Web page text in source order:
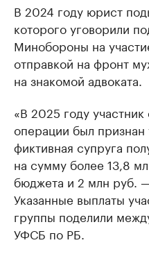
В 2024 году юрист
которого уговорили
Минобороны на
отправкой на фронт
на знакомой адвоката.
«В 2025 году
операции был
фиктивная супруга
на сумму более 13,8
бюджета и 2 млн руб.
Указанные выплаты
группы поделили
УФСБ по РБ.